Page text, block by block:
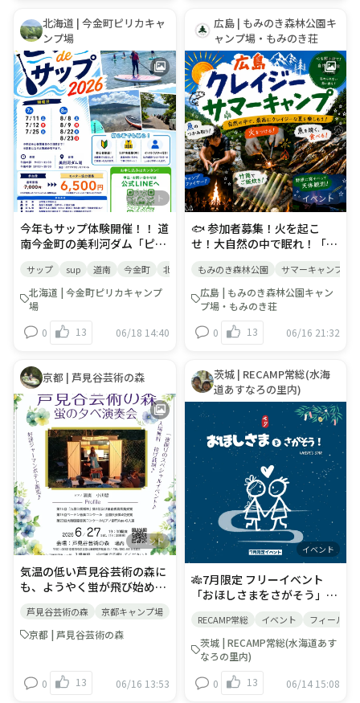
ムカード」が貰えます！全国
各地、その場所だけのご当地
カードをぜひゲットしてくだ
さい。 【お申込み】クアプラ
ザピリカまたはキャンプ場予
約サイト「なっぷ」にてお申
し込みください。 【お問合
せ】ご不明な点はクアプラザ
ピリカまでご連絡ください。
TEL：０１３７－８３－７１
１１当イベントに関する質問
は美利河ダム管理支所様では
受け付けておりません。あく
までも主催者であるクアプラ
ザピリカまでお願いいたしま
めよう♨️ ※詳細は後日発表◆
ピリカキャンプ場は車乗り入
れOK🆗全サイトペットOK🆗
ドッグラン完備🐕‍🦺 中旬から
は蛍が観られるかも？ーーー
ーーーーーーーーーーーーー
ーーー【ピリカキャンプ場】
📍北海道瀬棚郡今金町字美利
河205-1※国縫ICから車で約
12分☎️0137-83-7111🍽️加味
丘diningランチは11:00〜
14:00（LO13:30）🗓️キャンプ
場１１月末まで営業※秋メン
テナンス時は休業期間有り🏕️
オートフリーサイトは車乗り
サイト🏡ロッジは1棟のみ完
全予約制♨️🏕️全サイトピリカ
温泉入浴券付き♨️温泉営業時
21:00）※キャンパー限定朝
ャンプご予約は『なっぷ』か
ら〜☀️夏のピリカでお待ちし
ています☀️#北海道#今金町#
道南キャンプ#北海道アウト
ドア#北海道アクティビティ
＃ドッグラン付き＃ペット
OK＃ルールを守った上で自
由度の高いキャンプ場＃蛍が
時々観れるキャンプ場
ご当地キャラクターや千葉に
ゆかりのあるゲストが来場
し、ZOZOマリンスタジアム
を盛り上げます。​千葉県にゆ
かりのあるキッチンカーとし
て、ウシノヒロバのミルクバ
ースタンドも出店🐄🍦​千葉の
魅力・誇り・パワーを体感し
に、ZOZOマリンスタジアム
にぜひお越しください📣​
０：００～PM３：３０ ☆利
用料金 中学生以上￥５００－
小学生 ￥３００－ 未就学児
￥無料 ー ☆利用者 キャンプ
場利用者限定 ☆利用期間 実
り次第（間もなく）～８月中
旬頃迄 ★来場時、眼鏡使用の
方も帰りは不要かも(^^♪ 是
非、ご家族（単身）皆様のご
利用お待ちしています！
北海道 | 今金町ピリカキャ
ンプ場
イベント
今年もサップ体験開催！！ 道
南今金町の美利河ダム「ピリ
2026』が開催されます。 主
催はお隣り町『八雲町』のア
ウトドアガイドさん
BASE】八雲町をベースに、
を盛り上げようと新規オープ
ン！ クアプラザピリカも協力
させていただき、参加者の皆
さんに各種特典をプレゼン
ト！！ ▶ピリカ温泉入浴料１
００円引き▶ピリカキャンプ
場１０％オフ※オートフリー
サイトのみ※平日休日問わず
ご利用可▶ピリカスキー場各
種リフト券５％引き※１回券
を除く～特典の各種割引券は
譲渡可。ご本人様以外もご利
用いただけます～ 新規事業と
いうこともあり、モニターに
ご協力いただいた方には通常
価格よりもお得に体験できる
チャンス！また、今シーズン
や保険料込みの特別価格で体
を読み取り、八雲アウトドア
ベース公式LINEから簡単お申
サップ sup 道南 今金町 北海道
北海道 | 今金町ピリカキャンプ
場
0
13 06/18 14:40
広島 | もみのき森林公園キ
ャンプ場・もみのき荘
イベント
🐟 参加者募集！火を起こ
せ！大自然の中で眠れ！「広
2026」開催決定！✨ みなさ
ん、こんにちは！😃この夏、
家族で最高の冒険に出かけま
り熱い体験が詰まった1泊2日
「広島クレイジーサマーキャ
ンプ2026」をご紹介しま
す！🚀 魚のつかみ取り、火起
こし、竹筒ご飯づくり、キャ
ンプファイヤーなど、大自然
の中で思いっきり遊びながら
学べるプログラムが満載で
す。子どもたちは全身を使っ
て自然とふれあい、大人も童
心に帰って楽しめる特別な2
日間🙌✨ゲームや動画では味
わえない、本物の冒険がもみ
のき森林公園で待っていま
す！ 👉 ご予約はこちらから
キャンプ場予約サイト「なっ
ぷ」 ※ご予約はネットからの
京ドーム86個分！壮大な森林
公園が舞台 今回の舞台は、広
島県廿日市市吉和、標高
850mの高原に広がる「県立
もみのき森林公園」です！🌳
もみのき森林公園 サマーキャンプ
広島 | もみのき森林公園キャン
プ場・もみのき荘
0
13 06/16 21:32
京都 | 芦見谷芸術の森
イベント
気温の低い芦見谷芸術の森に
も、ようやく蛍が飛び始めま
ではのスペシャル企画、「ピ
アノと蛍とキャンプ」なイベ
27日（土） 開演19時 開場18
時半 蛍が飛ぶのは20時前後
芦見谷芸術の森 京都キャンプ場
京都 | 芦見谷芸術の森
0 13 06/16 13:53
茨城 | RECAMP常総(水海
道あすなろの里内)
イベント
🎋7月限定 フリーイベント
「おほしさまをさがそう」🎋
場内にかくされた、特別な
「おほしさま」をさがして、
合言葉を見つけよう！ 合言葉
がわかったら、受付にきて
ね！正解で景品をゲット🎁 参
RECAMP常総 イベント フィールド
茨城 | RECAMP常総(水海道あす
なろの里内)
0
13 06/14 15:08